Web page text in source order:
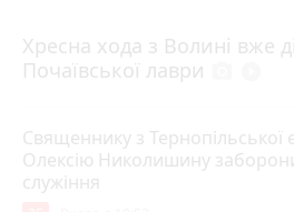
Хресна хода з Волині вже
Почаївської лаври
Священнику з Тернопільської
Олексію Николишину
служіння